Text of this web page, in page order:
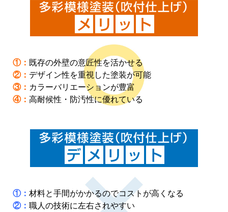
①： 既存の外壁の意匠性を活かせる
②： デザイン性を重視した塗装が可能
③： カラーバリエーションが豊富
④： 高耐候性・防汚性に優れている
①： 材料と手間がかかるのでコストが高くなる
②： 職人の技術に左右されやすい